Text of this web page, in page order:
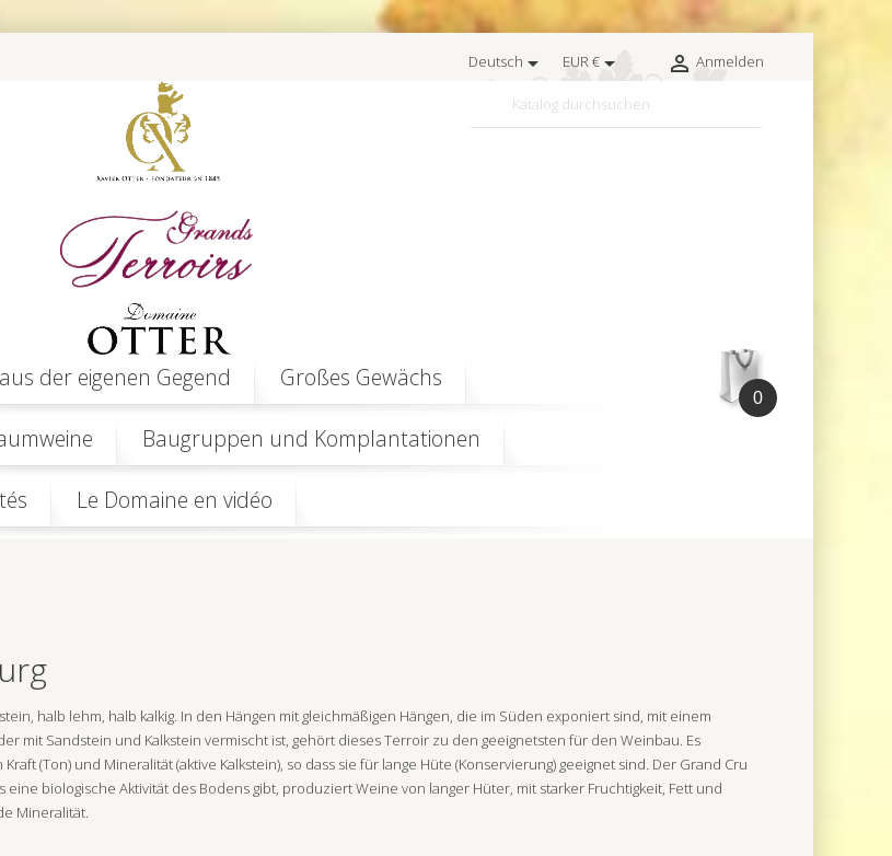
Deutsch EUR €  Anmelden
der eigenen Gegend Großes Gewächs
Baugruppen und Komplantationen
Le Domaine en vidéo
0
halb lehm, halb kalkig. In den Hängen mit gleichmäßigen Hängen, die im Süden exponiert sind, mit einem
mit Sandstein und Kalkstein vermischt ist, gehört dieses Terroir zu den geeignetsten für den Weinbau. Es
(Ton) und Mineralität (aktive Kalkstein), so dass sie für lange Hüte (Konservierung) geeignet sind. Der Grand Cru
eine biologische Aktivität des Bodens gibt, produziert Weine von langer Hüter, mit starker Fruchtigkeit, Fett und
Mineralität.